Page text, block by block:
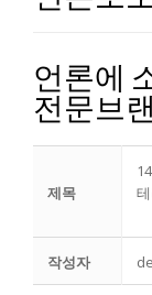
언론에
전문브
제목
작성자